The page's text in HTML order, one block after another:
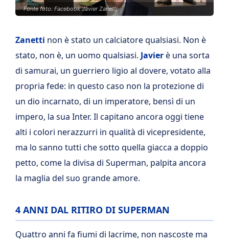
Fonte foto: Facebook Javier Zanetti
Zanetti non è stato un calciatore qualsiasi. Non è
stato, non è, un uomo qualsiasi. Javierè una sorta
di samurai, un guerriero ligio al dovere, votato alla
propria fede: in questo caso non la protezione di
un dio incarnato, di un imperatore, bensì di un
impero, la sua Inter. Il capitano ancora oggi tiene
alti i colori nerazzurri in qualità di vicepresidente,
ma lo sanno tutti che sotto quella giacca a doppio
petto, come la divisa di Superman, palpita ancora
la maglia del suo grande amore.
4 ANNI DAL RITIRO DI SUPERMAN
Quattro anni fa fiumi di lacrime, non nascoste ma